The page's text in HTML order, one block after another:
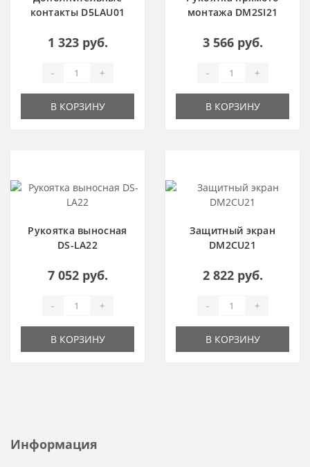
контакты D5LAU01
1 323 руб.
- +
В КОРЗИНУ
монтажа DM2SI21
3 566 руб.
- +
В КОРЗИНУ
Рукоятка выносная
DS-LA22
7 052 руб.
- +
В КОРЗИНУ
Защитный экран
DM2CU21
2 822 руб.
- +
В КОРЗИНУ
Информация